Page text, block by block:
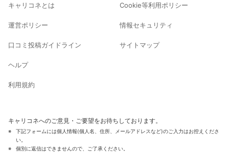
キャリコネとは
運営ポリシー
口コミ投稿ガイドライン
ヘルプ
利用規約
Cookie等利用ポリシー
情報セキュリティ
サイトマップ
キャリコネへのご意見・ご要望をお待ちしております。
下記フォームには個人情報(個人名、住所、メールアドレスなど)のご入力はお控えくださ
い。
個別に返信はできませんので、ご了承ください。